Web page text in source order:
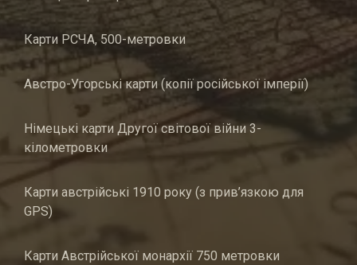
Карти РСЧА, 500-метровки
Австро-Угорські карти (копії російської імперії)
Німецькі карти Другої світової війни 3-
кілометровки
Карти австрійські 1910 року (з прив’язкою для
GPS)
Карти Австрійської монархії 750 метровки